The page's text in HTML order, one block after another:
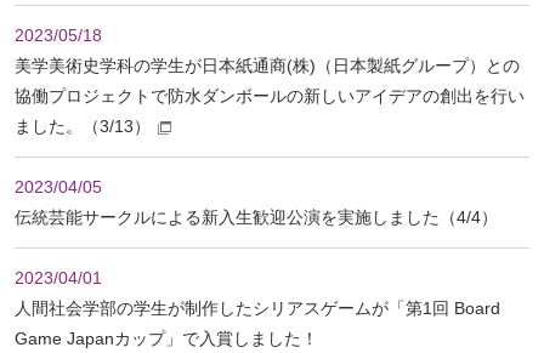
2023/05/18
美学美術史学科の学生が日本紙通商(株)（日本製紙グループ）との
協働プロジェクトで防水ダンボールの新しいアイデアの創出を行い
ました。（3/13）
2023/04/05
伝統芸能サークルによる新入生歓迎公演を実施しました（4/4）
2023/04/01
人間社会学部の学生が制作したシリアスゲームが「第1回 Board
Game Japanカップ」で入賞しました！